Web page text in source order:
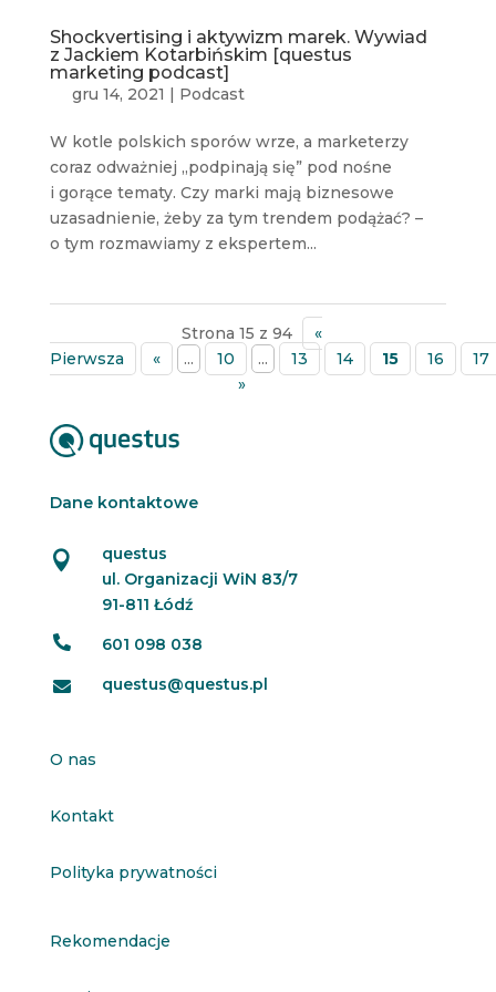
Shockvertising i aktywizm marek. Wywiad
z Jackiem Kotarbińskim [questus
marketing podcast]
gru 14, 2021 | Podcast
W kotle polskich sporów wrze, a marketerzy
coraz odważniej „podpinają się” pod nośne
i gorące tematy. Czy marki mają biznesowe
uzasadnienie, żeby za tym trendem podążać? –
o tym rozmawiamy z ekspertem...
Strona 15 z 94
«
Pierwsza
« ... 10 ... 13 14 15 16
17
»
Dane kontaktowe

questus
ul. Organizacji WiN 83/7
91-811 Łódź
 601 098 038
 questus@questus.pl
O nas
Kontakt
Polityka prywatności
Rekomendacje